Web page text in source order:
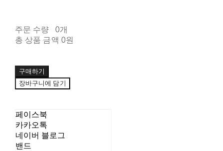
주문 수량
0개
총 상품 금액 0원
구매하기
장바구니에 담기
페이스북
카카오톡
네이버 블로그
밴드